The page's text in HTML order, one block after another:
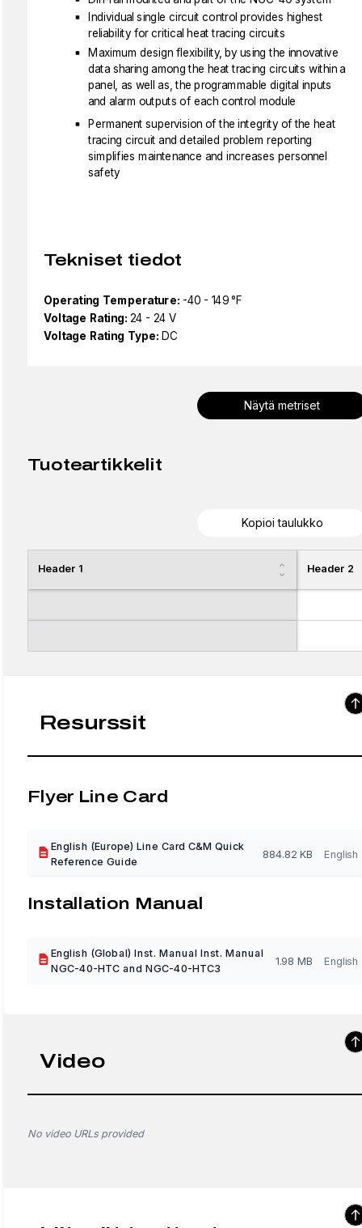
Individual single circuit control provides highest
reliability for critical heat tracing circuits
Maximum design flexibility, by using the innovative
data sharing among the heat tracing circuits within a
panel, as well as, the programmable digital inputs
and alarm outputs of each control module
Permanent supervision of the integrity of the heat
tracing circuit and detailed problem reporting
simplifies maintenance and increases personnel
safety
Tekniset tiedot
Operating Temperature: -40 - 149 °F
Voltage Rating: 24 - 24 V
Voltage Rating Type: DC
Näytä metriset
Tuoteartikkelit
Kopioi taulukko
Header 1 Header 2
Resurssit
Flyer Line Card
English (Europe) Line Card C&M Quick
Reference Guide
884.82 KB English
Installation Manual
English (Global) Inst. Manual Inst. Manual
NGC-40-HTC and NGC-40-HTC3
1.98 MB English
Video
No video URLs provided